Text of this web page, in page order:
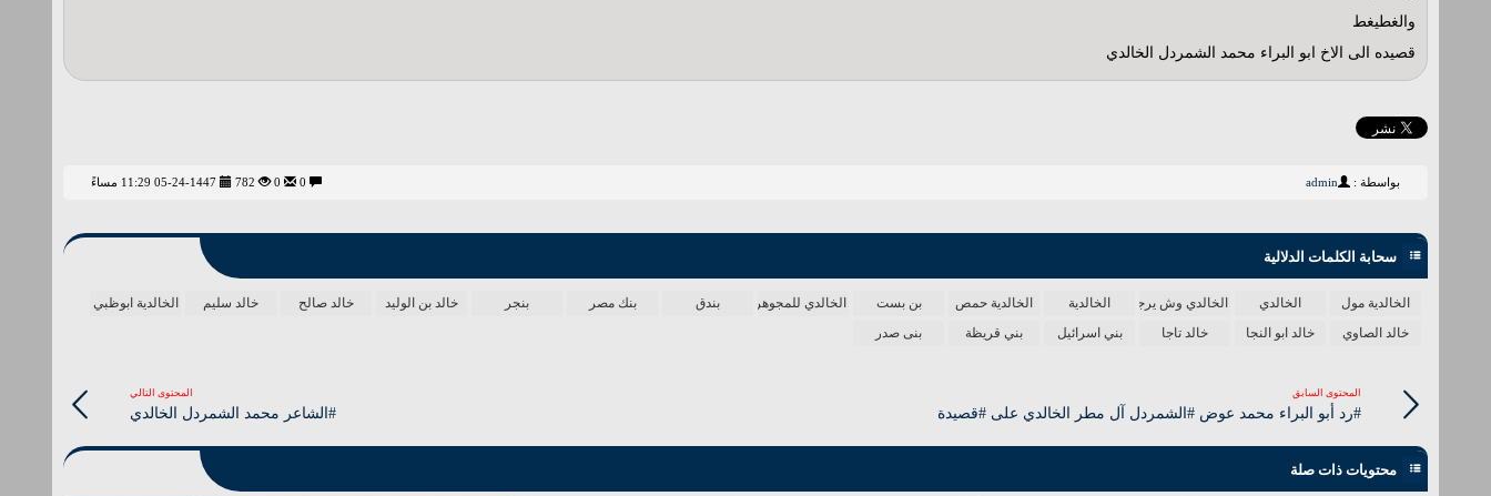
والغطيغط
قصيده الى الاخ ابو البراء محمد الشمردل الخالدي
بواسطة : admin
782
سحابة الكلمات الدلالية
الخالدية مول الخالدي الخالدي وش يرجع الخالدية الخالدية حمص بن بست الخالدي للمجوهرات بندق بنك مصر بنجر خالد بن الوليد خالد صالح خالد سليم
الخالدية ابوظبي
خالد الصاوي
خالد ابو النجا خالد تاجا بني اسرائيل بني قريظة بنی صدر
المحتوى السابق
#رد أبو البراء محمد عوض #الشمردل آل مطر الخالدي على #قصيدة
المحتوى التالي
#الشاعر محمد الشمردل الخالدي
محتويات ذات صلة